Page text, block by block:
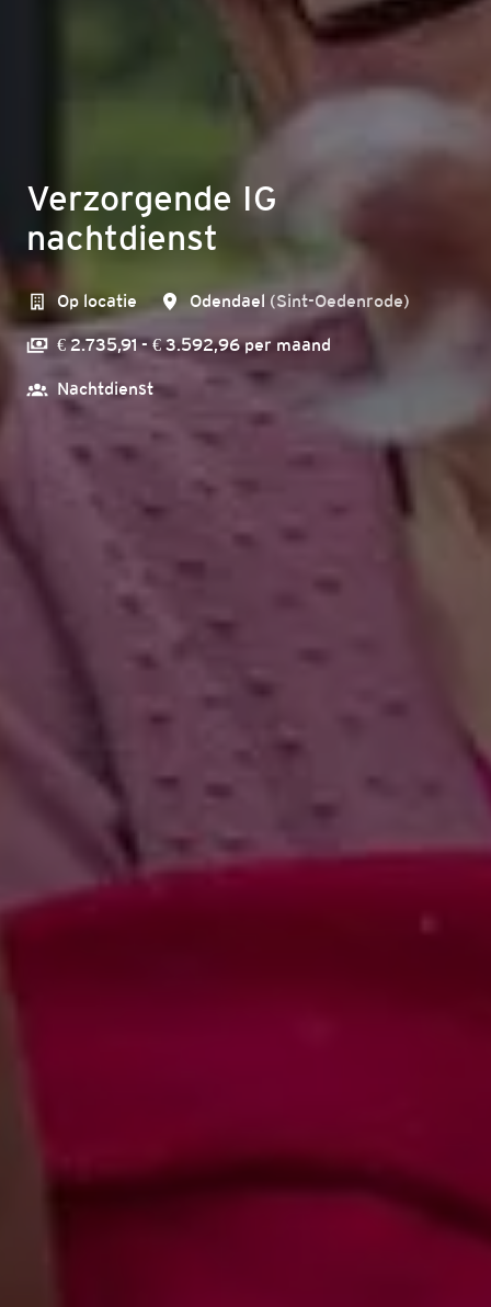
Verzorgende IG
nachtdienst
Op locatie Odendael (Sint-Oedenrode)
€ 2.735,91 - € 3.592,96 per maand
Nachtdienst